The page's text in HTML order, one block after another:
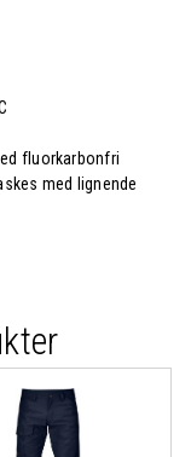
fluorkarbonfri
med lignende